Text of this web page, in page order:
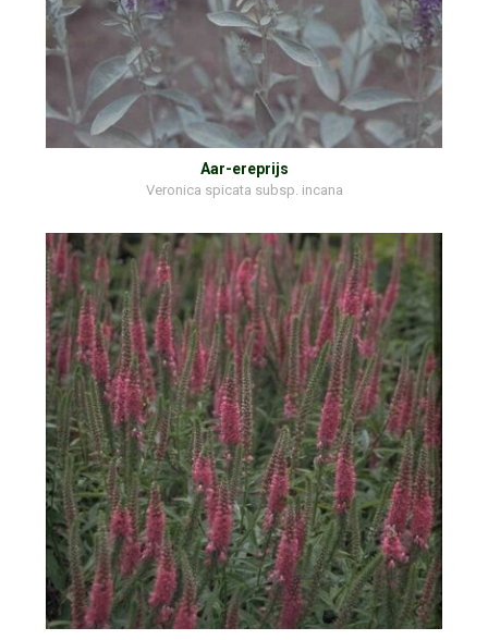
Aar-ereprijs
Veronica spicata subsp. incana